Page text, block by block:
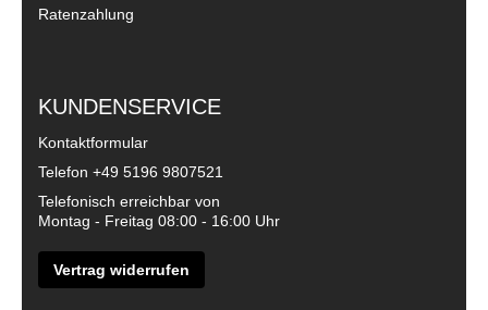
Ratenzahlung
KUNDENSERVICE
Kontaktformular
Telefon +49 5196 9807521
Telefonisch erreichbar von
Montag - Freitag 08:00 - 16:00 Uhr
Vertrag widerrufen